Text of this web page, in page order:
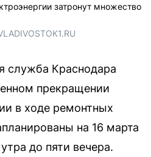
затронут множество
служба Краснодара
прекращении
в ходе ремонтных
на 16 марта
до пяти вечера.